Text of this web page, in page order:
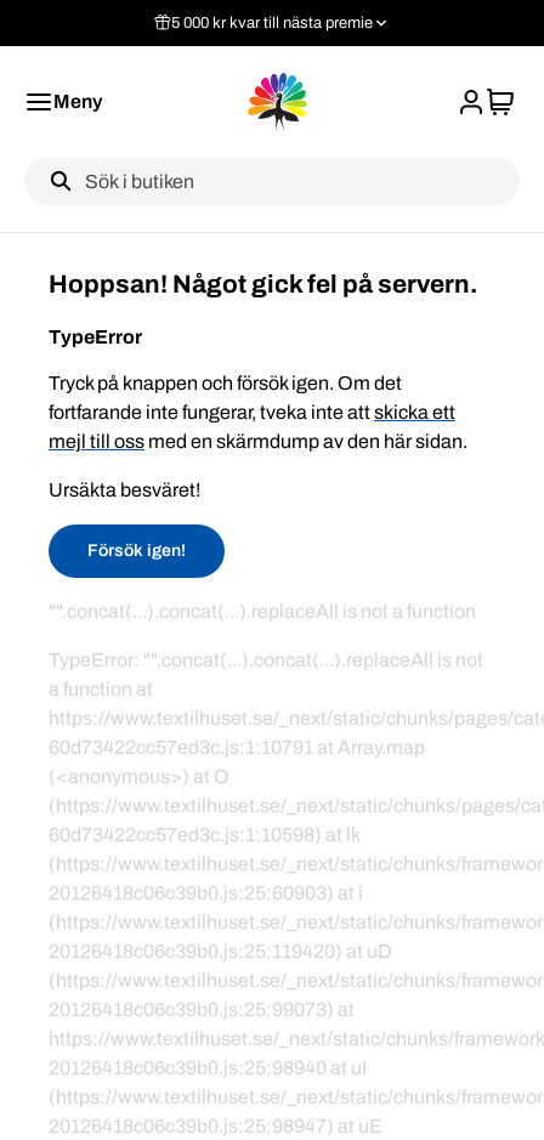
5 000 kr kvar till nästa premie
Meny
Label
Hoppsan! Något gick fel på servern.
TypeError
Tryck på knappen och försök igen. Om det
fortfarande inte fungerar, tveka inte attskicka ett
mejl till oss med en skärmdump av den här sidan.
Ursäkta besväret!
Försök igen!
"".concat(...).concat(...).replaceAll is not a function
TypeError: "".concat(...).concat(...).replaceAll is not
a function at
https://www.textilhuset.se/_next/static/chunks/pages/
60d73422cc57ed3c.js:1:10791 at Array.map
(<anonymous>) at O
(https://www.textilhuset.se/_next/static/chunks/pages/
60d73422cc57ed3c.js:1:10598) at lk
(https://www.textilhuset.se/_next/static/chunks/
20126418c06c39b0.js:25:60903) at i
(https://www.textilhuset.se/_next/static/chunks/
20126418c06c39b0.js:25:119420) at uD
(https://www.textilhuset.se/_next/static/chunks/
20126418c06c39b0.js:25:99073) at
https://www.textilhuset.se/_next/static/chunks/
20126418c06c39b0.js:25:98940 at uI
(https://www.textilhuset.se/_next/static/chunks/
20126418c06c39b0.js:25:98947) at uE